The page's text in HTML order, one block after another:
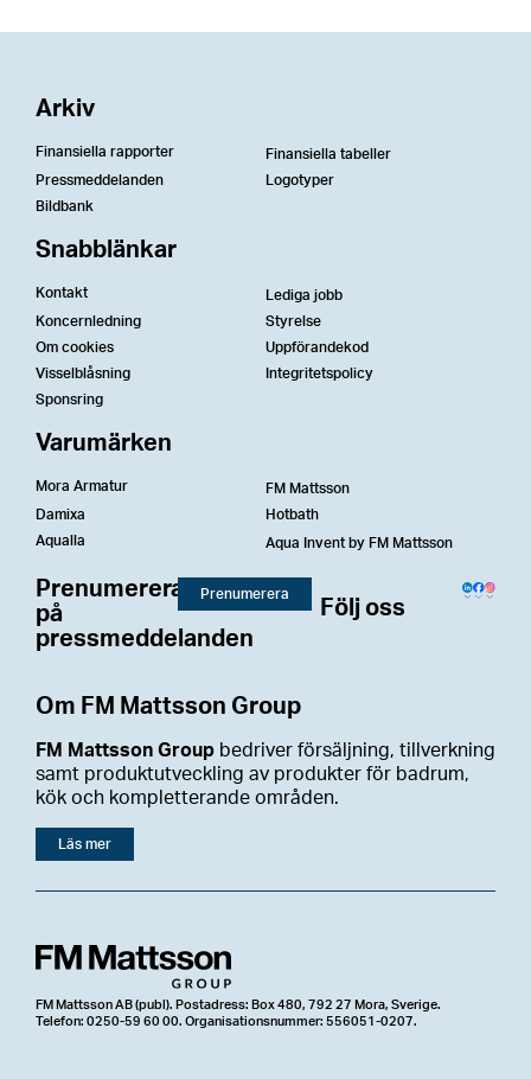
Om FM Mattsson Group
FM Mattsson Group bedriver försäljning, tillverkning
samt produktutveckling av produkter för badrum,
kök och kompletterande områden.
Läs mer
Arkiv
Finansiella rapporter
Finansiella tabeller
Pressmeddelanden
Logotyper
Bildbank
Snabblänkar
Kontakt
Lediga jobb
Koncernledning
Styrelse
Om cookies
Uppförandekod
Visselblåsning
Integritetspolicy
Sponsring
Varumärken
Mora Armatur
FM Mattsson
Damixa
Hotbath
Aqualla
Aqua Invent by FM Mattsson
Prenumerera
på
pressmeddelanden
Prenumerera
Följ oss
FM Mattsson AB (publ). Postadress: Box 480, 792 27 Mora, Sverige.
Telefon: 0250-59 60 00. Organisationsnummer: 556051-0207.